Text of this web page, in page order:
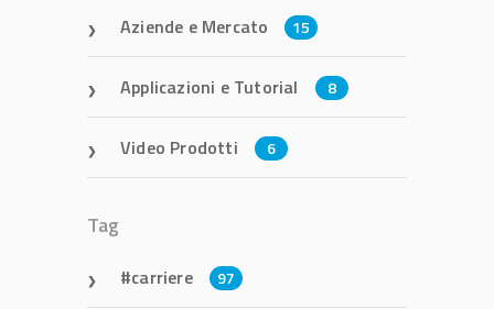
Aziende e Mercato 15
Applicazioni e Tutorial 8
Video Prodotti 6
Tag
carriere 97